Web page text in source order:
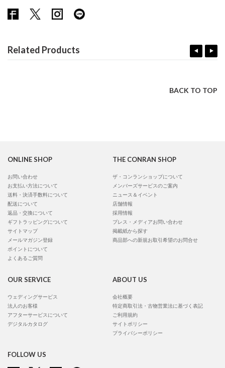
Related Products
BACK TO TOP
ONLINE SHOP
お問い合わせ
お支払い方法について
送料・決済手数料について
配送について
返品・交換について
ギフトラッピングについて
サイトマップ
メールマガジン登録
ポイントについて
よくあるご質問
THE CONRAN SHOP
ザ・コンランショップについて
メンバーズサービスのご案内
ニュース＆イベント
店舗情報
採用情報
プレス・メディアお問い合わせ
掲載紙から探す
商品部への新規お取引希望のお問合せ
OUR SERVICE
ウェディングサービス
法人のお客様
アフターサービスについて
デジタルカタログ
ABOUT US
会社概要
特定商取引法・古物営業法に基づく表記
ご利用規約
サイトポリシー
プライバシーポリシー
FOLLOW US